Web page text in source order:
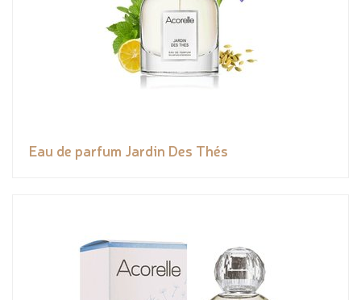
Eau de parfum Jardin Des Thés